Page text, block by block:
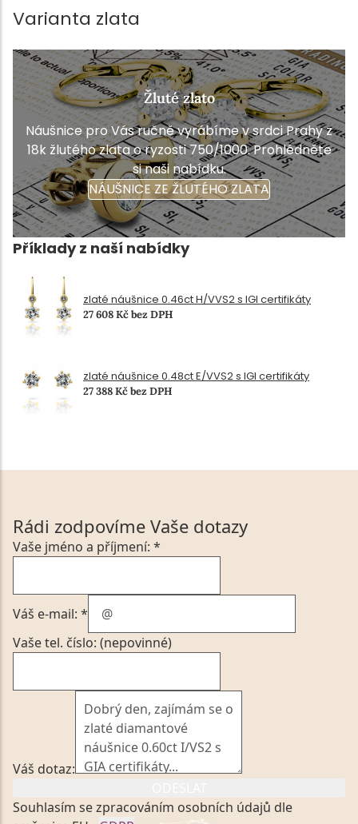
Varianta zlata
Žluté zlato
Náušnice pro Vás ručně vyrábíme v srdci Prahy z
18k žlutého zlata o ryzosti 750/1000. Prohlédněte
si naši nabídku.
NÁUŠNICE ZE ŽLUTÉHO ZLATA
Příklady z naší nabídky
zlaté náušnice 0.46ct H/VVS2 s IGI certifikáty
27 608 Kč bez DPH
zlaté náušnice 0.48ct E/VVS2 s IGI certifikáty
27 388 Kč bez DPH
Rádi zodpovíme Vaše dotazy
Vaše jméno a příjmení: *
Váš e-mail: *
Vaše tel. číslo: (nepovinné)
Váš dotaz:
Souhlasím se zpracováním osobních údajů dle